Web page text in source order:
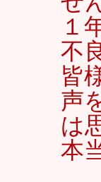
１
不
皆
声
は
本